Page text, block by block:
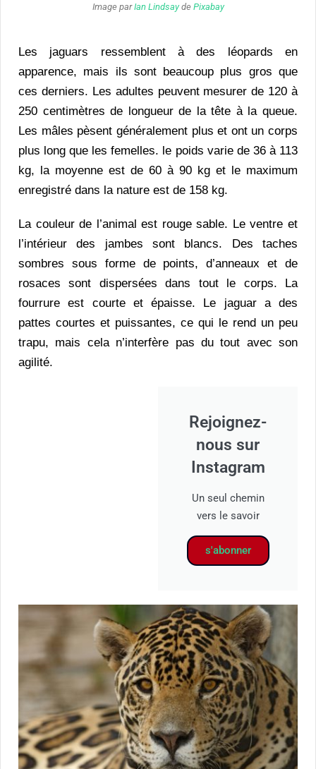
Image parIan Lindsayde Pixabay
Les jaguars ressemblent à des léopards en
apparence, mais ils sont beaucoup plus gros que
ces derniers. Les adultes peuvent mesurer de 120 à
250 centimètres de longueur de la tête à la queue.
Les mâles pèsent généralement plus et ont un corps
plus long que les femelles. le poids varie de 36 à 113
kg, la moyenne est de 60 à 90 kg et le maximum
enregistré dans la nature est de 158 kg.
La couleur de l’animal est rouge sable. Le ventre et
l’intérieur des jambes sont blancs. Des taches
sombres sous forme de points, d’anneaux et de
rosaces sont dispersées dans tout le corps. La
fourrure est courte et épaisse. Le jaguar a des
pattes courtes et puissantes, ce qui le rend un peu
trapu, mais cela n’interfère pas du tout avec son
agilité.
Rejoignez-
nous sur
Instagram
Un seul chemin
vers le savoir
s'abonner